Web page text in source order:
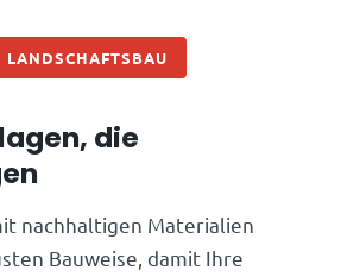
LANDSCHAFTSBAU
die
nachhaltigen Materialien
Bauweise, damit Ihre